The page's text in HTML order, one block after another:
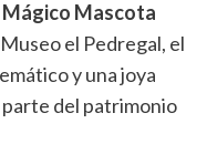
Mágico Mascota
el Pedregal, el
y una joya
del patrimonio